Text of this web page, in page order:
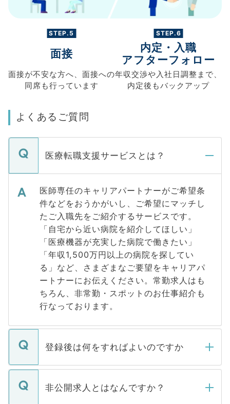
STEP.5
面接
面接が不安な方へ、 面接への
同席も行っています
STEP.6
内定・入職
アフターフォロー
年収交渉や入社日調整まで、
内定後もバックアップ
よくあるご質問
医療転職支援サービスとは？
医師専任のキャリアパートナーがご希望条
件などをおうかがいし、ご希望にマッチし
たご入職先をご紹介するサービスです。
「自宅から近い病院を紹介してほしい」
「医療機器が充実した病院で働きたい」
「年収1,500万円以上の病院を探してい
る」など、さまざまなご要望をキャリアパ
ートナーにお伝えください。常勤求人はも
ちろん、非常勤・スポットのお仕事紹介も
行なっております。
登録後は何をすればよいのですか
ご登録いただきましたら、弊社担当者がご
登録内容を確認し、その後メールもしくは
非公開求人とはなんですか？